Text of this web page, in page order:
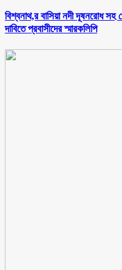
বিশ্বনাথ,র বাসিয়া নদী দূষনরোধ
দাবিতে প্রবাসীদের স্মারকলিপি